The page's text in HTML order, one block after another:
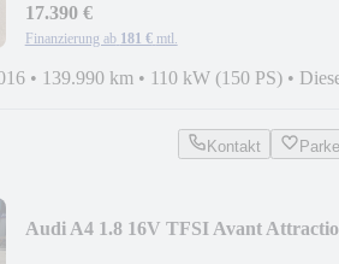
17.390 €
Finanzierung ab 181 € mtl.
• 139.990 km • 110 kW (150 PS) •
Kontakt
Audi A4 1.8 16V TFSI Avant